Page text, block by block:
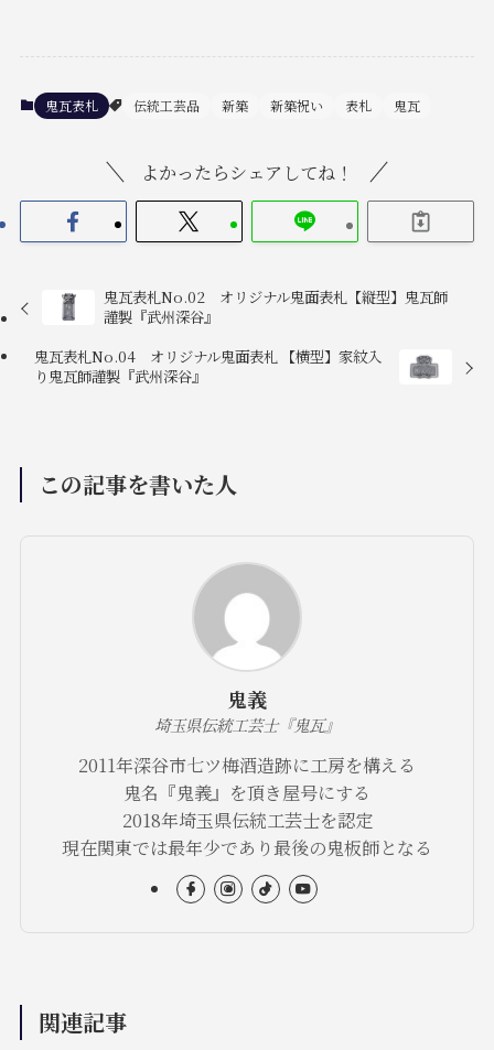
鬼瓦表札 伝統工芸品 新築 新築祝い 表札 鬼瓦
よかったらシェアしてね！
鬼瓦表札No.02 オリジナル鬼面表札【縦型】鬼瓦師
謹製『武州深谷』
鬼瓦表札No.04 オリジナル鬼面表札 【横型】家紋入
り鬼瓦師謹製『武州深谷』
この記事を書いた人
鬼義
埼玉県伝統工芸士『鬼瓦』
2011年深谷市七ツ梅酒造跡に工房を構える
鬼名『鬼義』を頂き屋号にする
2018年埼玉県伝統工芸士を認定
現在関東では最年少であり最後の鬼板師となる
関連記事